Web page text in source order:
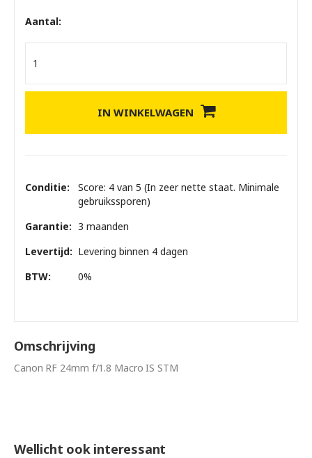
Aantal:
IN WINKELWAGEN
Conditie:
Score: 4 van 5 (In zeer nette staat. Minimale
gebruikssporen)
Garantie: 3 maanden
Levertijd: Levering binnen 4 dagen
BTW:
0%
Omschrijving
Canon RF 24mm f/1.8 Macro IS STM
Wellicht ook interessant